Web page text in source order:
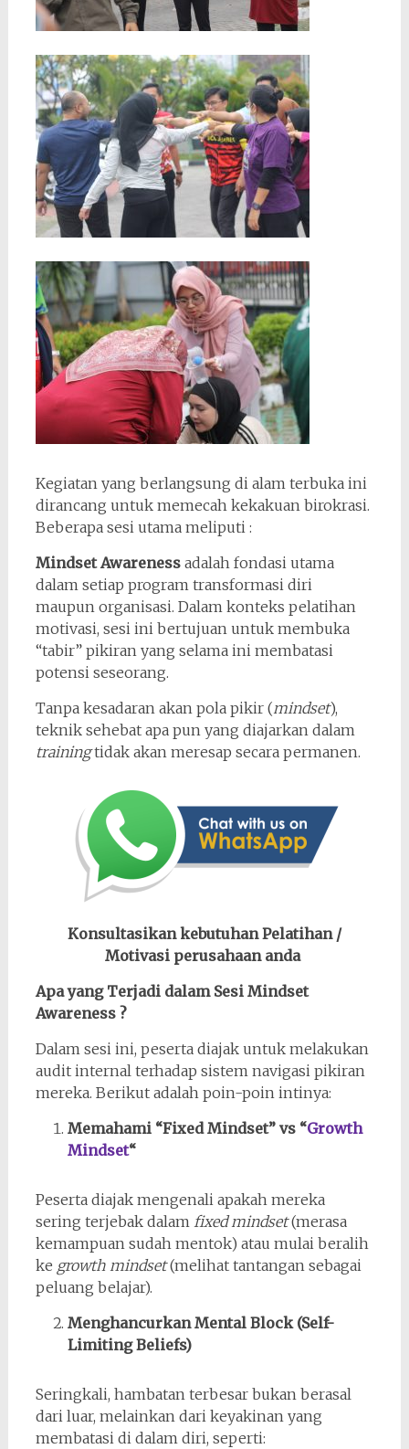
Kegiatan yang berlangsung di alam terbuka ini
dirancang untuk memecah kekakuan birokrasi.
Beberapa sesi utama meliputi :
Mindset Awarenessadalah fondasi utama
dalam setiap program transformasi diri
maupun organisasi. Dalam konteks pelatihan
motivasi, sesi ini bertujuan untuk membuka
“tabir” pikiran yang selama ini membatasi
potensi seseorang.
Tanpa kesadaran akan pola pikir (mindset),
teknik sehebat apa pun yang diajarkan dalam
trainingtidak akan meresap secara permanen.
Konsultasikan kebutuhan Pelatihan /
Motivasi perusahaan anda
Apa yang Terjadi dalam Sesi Mindset
Awareness ?
Dalam sesi ini, peserta diajak untuk melakukan
audit internal terhadap sistem navigasi pikiran
mereka. Berikut adalah poin-poin intinya:
Memahami “Fixed Mindset” vs “Growth
Mindset“
Peserta diajak mengenali apakah mereka
sering terjebak dalam fixed mindset(merasa
kemampuan sudah mentok) atau mulai beralih
ke growth mindset(melihat tantangan sebagai
peluang belajar).
Menghancurkan Mental Block (Self-
Limiting Beliefs)
Seringkali, hambatan terbesar bukan berasal
dari luar, melainkan dari keyakinan yang
membatasi di dalam diri, seperti: